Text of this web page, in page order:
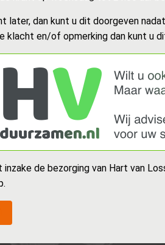
later, dan kunt u dit doorgeven
klacht en/of opmerking dan kunt u
de bezorging van Hart van